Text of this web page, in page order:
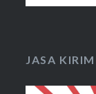
JASA